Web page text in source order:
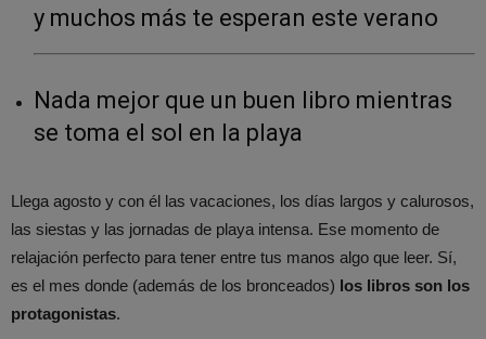
y muchos más te esperan este verano
Nada mejor que un buen libro mientras
se toma el sol en la playa
Llega agosto y con él las vacaciones, los días largos y calurosos,
las siestas y las jornadas de playa intensa. Ese momento de
relajación perfecto para tener entre tus manos algo que leer. Sí,
es el mes donde (además de los bronceados) los libros son los
protagonistas.